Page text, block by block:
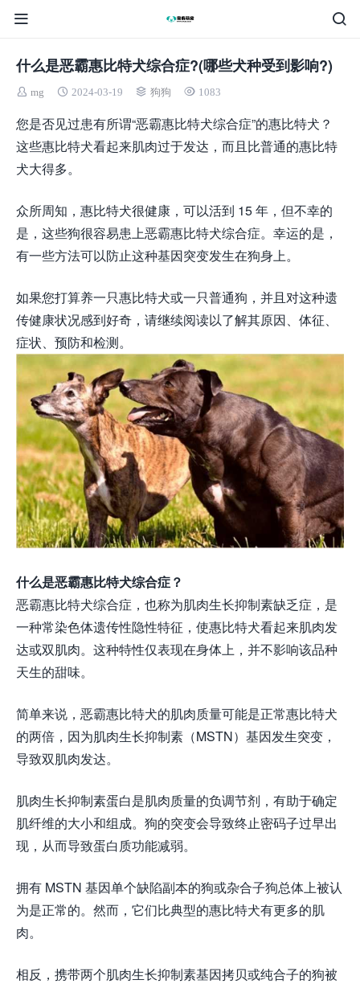
什么是恶霸惠比特犬综合症?(哪些犬种受到影响?)
mg 2024-03-19 狗狗 1083
您是否见过患有所谓“恶霸惠比特犬综合症”的惠比特犬？
这些惠比特犬看起来肌肉过于发达，而且比普通的惠比特
犬大得多。
众所周知，惠比特犬很健康，可以活到 15 年，但不幸的
是，这些狗很容易患上恶霸惠比特犬综合症。幸运的是，
有一些方法可以防止这种基因突变发生在狗身上。
如果您打算养一只惠比特犬或一只普通狗，并且对这种遗
传健康状况感到好奇，请继续阅读以了解其原因、体征、
症状、预防和检测。
什么是恶霸惠比特犬综合症？
恶霸惠比特犬综合症，也称为肌肉生长抑制素缺乏症，是
一种常染色体遗传性隐性特征，使惠比特犬看起来肌肉发
达或双肌肉。这种特性仅表现在身体上，并不影响该品种
天生的甜味。
简单来说，恶霸惠比特犬的肌肉质量可能是正常惠比特犬
的两倍，因为肌肉生长抑制素（MSTN）基因发生突变，
导致双肌肉发达。
肌肉生长抑制素蛋白是肌肉质量的负调节剂，有助于确定
肌纤维的大小和组成。狗的突变会导致终止密码子过早出
现，从而导致蛋白质功能减弱。
拥有 MSTN 基因单个缺陷副本的狗或杂合子狗总体上被认
为是正常的。然而，它们比典型的惠比特犬有更多的肌
肉。
相反，携带两个肌肉生长抑制素基因拷贝或纯合子的狗被